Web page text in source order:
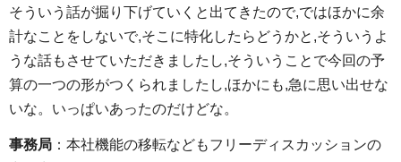
そういう話が掘り下げていくと出てきたので,ではほかに余
計なことをしないで,そこに特化したらどうかと,そういうよ
うな話もさせていただきましたし,そういうことで今回の予
算の一つの形がつくられましたし,ほかにも,急に思い出せな
いな。いっぱいあったのだけどな。
事務局 ：本社機能の移転などもフリーディスカッションの